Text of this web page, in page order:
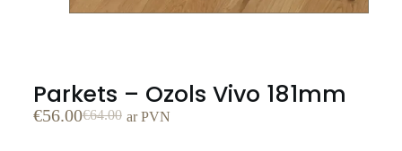
Parkets – Ozols Vivo 181mm
€64.00
€56.00 ar PVN